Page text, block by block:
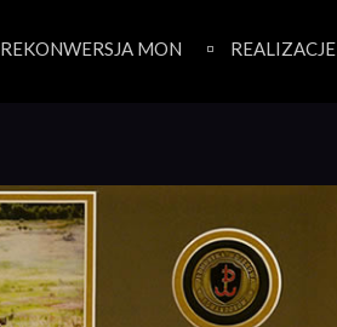
REKONWERSJA MON REALIZACJE